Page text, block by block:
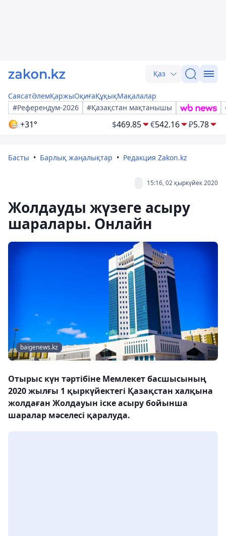
Қаз
СаясатӘлемҚаржыОқиғаҚұқықМақалалар
#Референдум-2026
#Қазақстан мақтанышы
+31° $469.85 €542.16 ₽5.78
Басты Барлық жаңалықтар Редакция Zakon.kz
15:16, 02 қыркүйек 2020
Жолдауды жүзеге асыру
шаралары. Онлайн
baigenews.kz
Отырыс күн тәртібіне Мемлекет басшысының
2020 жылғы 1 қыркүйектегі Қазақстан халқына
жолдаған Жолдауын іске асыру бойынша
шаралар мәселесі қаралуда.